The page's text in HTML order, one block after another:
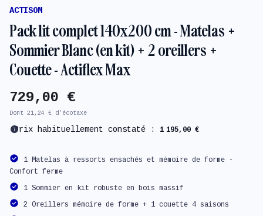
ACTISOM
Pack lit complet 140x200 cm - Matelas +
Sommier Blanc (en kit) + 2 oreillers +
Couette - Actiflex Max
729,00 €
Dont 21,24 € d'écotaxe
infoPrix habituellement constaté : 1 195,00 €
1 Matelas à ressorts ensachés et mémoire de forme -
Confort ferme
1 Sommier en kit robuste en bois massif
2 Oreillers mémoire de forme + 1 couette 4 saisons